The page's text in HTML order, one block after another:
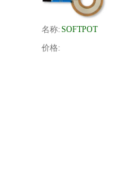
名称:SOFTPOT
价格: